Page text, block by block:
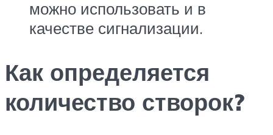
можно использовать и в
качестве сигнализации.
Как определяется
количество створок?